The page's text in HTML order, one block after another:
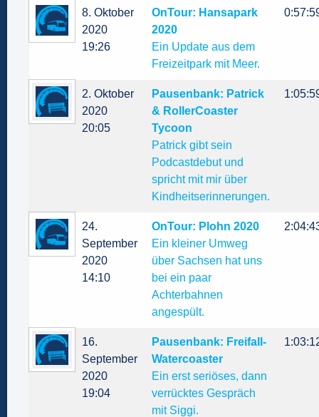
8. Oktober
2020
19:26
OnTour: Hansapark
2020
Ein Update aus dem
Freizeitpark mit Meer.
2. Oktober
2020
20:05
Pausenbank: Patrick
& RollerCoaster
Tycoon
Patrick gibt sein
Podcastdebut und
spricht mit mir über
Kindheitserinnerungen.
24.
September
2020
14:10
OnTour: Plohn 2020
Ein kleiner Umweg
über Sachsen hat uns
bei ein paar
Achterbahnen
angespült.
16.
September
2020
19:04
Pausenbank: Freifall-
Watercoaster
Ein erst seriöses, dann
verrücktes Gespräch
mit Siggi.